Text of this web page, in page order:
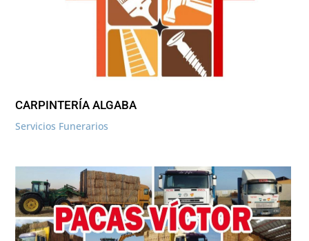
CARPINTERÍA ALGABA
Servicios Funerarios